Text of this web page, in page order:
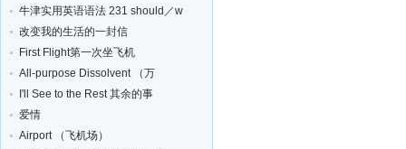
牛津实用英语语法 231 should／w
改变我的生活的一封信
First Flight第一次坐飞机
All-purpose Dissolvent （万
I'll See to the Rest 其余的事
爱情
Airport （飞机场）